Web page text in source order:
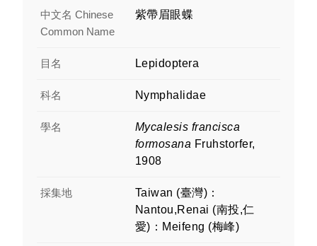
中文名 Chinese
Common Name
紫帶眉眼蝶
目名 Lepidoptera
科名 Nymphalidae
學名
Mycalesis francisca
formosana Fruhstorfer,
1908
採集地
Taiwan (臺灣)：
Nantou,Renai (南投,仁
愛)：Meifeng (梅峰)